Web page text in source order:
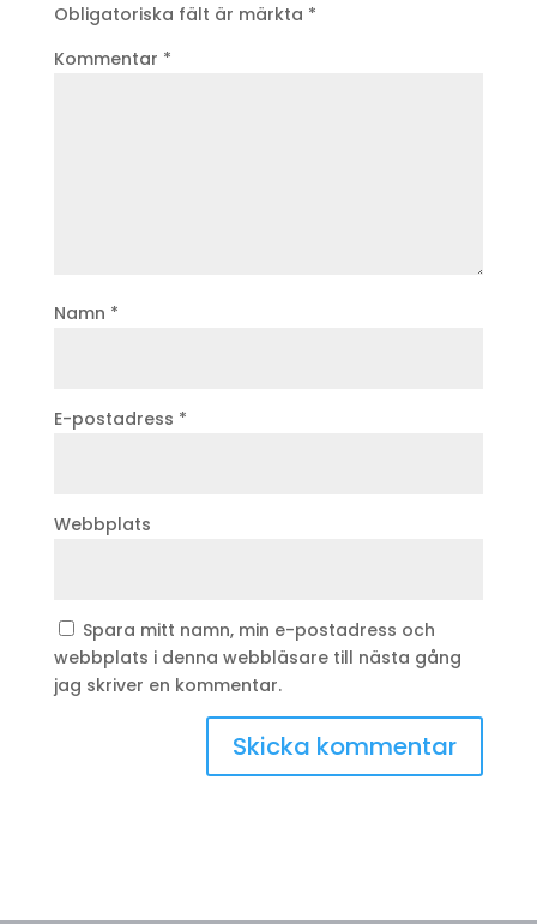
Obligatoriska fält är märkta *
Kommentar *
Namn *
E-postadress *
Webbplats
Spara mitt namn, min e-postadress och
webbplats i denna webbläsare till nästa gång
jag skriver en kommentar.